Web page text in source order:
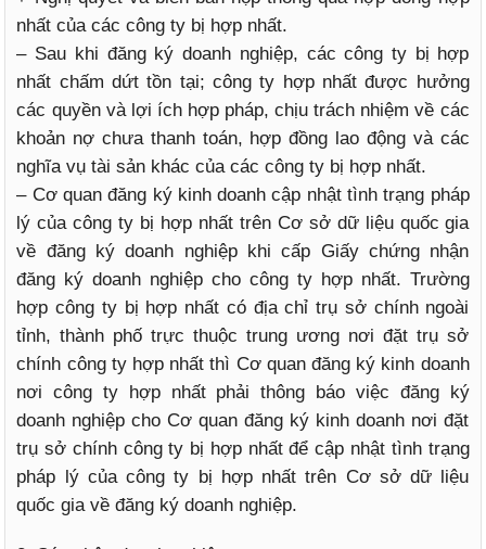
nhất của các công ty bị hợp nhất.
– Sau khi đăng ký doanh nghiệp, các công ty bị hợp
nhất chấm dứt tồn tại; công ty hợp nhất được hưởng
các quyền và lợi ích hợp pháp, chịu trách nhiệm về các
khoản nợ chưa thanh toán, hợp đồng lao động và các
nghĩa vụ tài sản khác của các công ty bị hợp nhất.
– Cơ quan đăng ký kinh doanh cập nhật tình trạng pháp
lý của công ty bị hợp nhất trên Cơ sở dữ liệu quốc gia
về đăng ký doanh nghiệp khi cấp Giấy chứng nhận
đăng ký doanh nghiệp cho công ty hợp nhất. Trường
hợp công ty bị hợp nhất có địa chỉ trụ sở chính ngoài
tỉnh, thành phố trực thuộc trung ương nơi đặt trụ sở
chính công ty hợp nhất thì Cơ quan đăng ký kinh doanh
nơi công ty hợp nhất phải thông báo việc đăng ký
doanh nghiệp cho Cơ quan đăng ký kinh doanh nơi đặt
trụ sở chính công ty bị hợp nhất để cập nhật tình trạng
pháp lý của công ty bị hợp nhất trên Cơ sở dữ liệu
quốc gia về đăng ký doanh nghiệp.